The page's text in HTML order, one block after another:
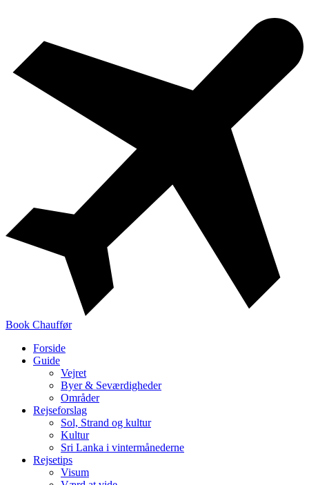
Book Chauffør
Forside
Guide
Vejret
Byer & Seværdigheder
Områder
Rejseforslag
Sol, Strand og kultur
Kultur
Sri Lanka i vintermånederne
Rejsetips
Visum